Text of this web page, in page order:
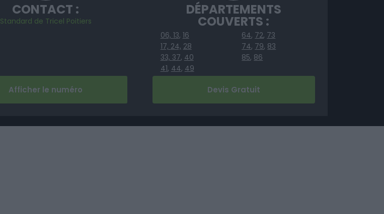
CONTACT :
Standard de Tricel Poitiers
Afficher le numéro
DÉPARTEMENTS
COUVERTS :
06, 13, 16
17, 24, 28
33, 37, 40
41, 44, 49
64, 72, 73
74, 79, 83
85, 86
Devis Gratuit